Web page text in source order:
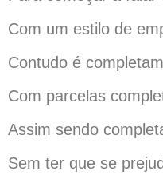
Com um estilo de
Contudo é
Com parcelas
Assim sendo
Sem ter que se